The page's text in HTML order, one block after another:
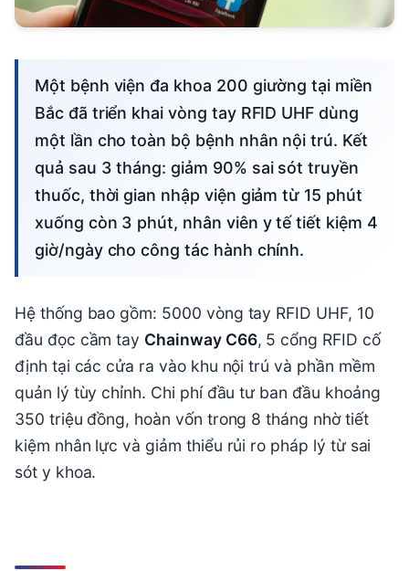
Một bệnh viện đa khoa 200 giường tại miền
Bắc đã triển khai vòng tay RFID UHF dùng
một lần cho toàn bộ bệnh nhân nội trú. Kết
quả sau 3 tháng: giảm 90% sai sót truyền
thuốc, thời gian nhập viện giảm từ 15 phút
xuống còn 3 phút, nhân viên y tế tiết kiệm 4
giờ/ngày cho công tác hành chính.
Hệ thống bao gồm: 5000 vòng tay RFID UHF, 10
đầu đọc cầm tay Chainway C66, 5 cổng RFID cố
định tại các cửa ra vào khu nội trú và phần mềm
quản lý tùy chỉnh. Chi phí đầu tư ban đầu khoảng
350 triệu đồng, hoàn vốn trong 8 tháng nhờ tiết
kiệm nhân lực và giảm thiểu rủi ro pháp lý từ sai
sót y khoa.